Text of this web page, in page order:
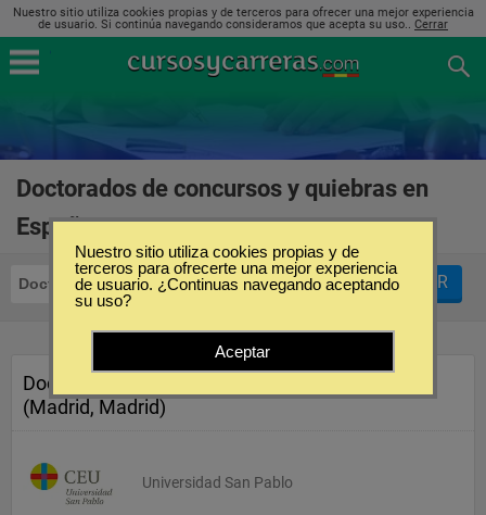
Nuestro sitio utiliza cookies propias y de terceros para ofrecer una mejor experiencia
de usuario. Si continúa navegando consideramos que acepta su uso.. Cerrar
Doctorados de concursos y quiebras en
España
Doctorados Concursos y Quiebras FILTRAR
Doctorado de Derecho Concursal
(Madrid, Madrid)
Universidad San Pablo
Nuestro sitio utiliza cookies propias y de
terceros para ofrecerte una mejor experiencia
de usuario. ¿Continuas navegando aceptando
su uso?
Aceptar